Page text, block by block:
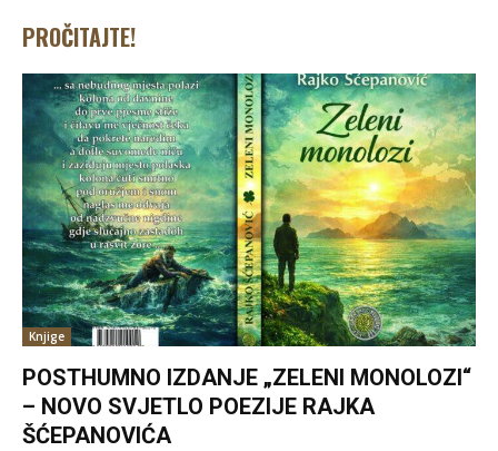
PROČITAJTE!
Knjige
POSTHUMNO IZDANJE „ZELENI MONOLOZI“
– NOVO SVJETLO POEZIJE RAJKA
ŠĆEPANOVIĆA